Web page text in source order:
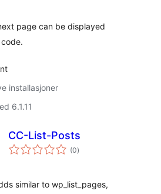
page can be displayed
installasjoner
6.1.11
CC-List-Posts
(0totale
vurderinger
)
similar to wp_list_pages,